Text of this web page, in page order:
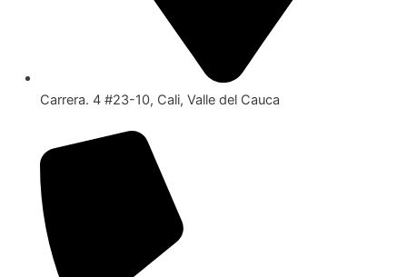
Carrera. 4 #23-10, Cali, Valle del Cauca